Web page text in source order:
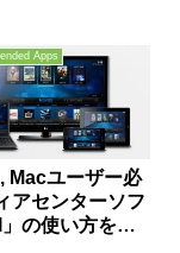
Apps
Macユーザー必
アセンターソフ
」の使い方を徹